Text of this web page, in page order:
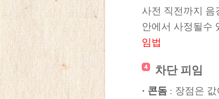
사전 직전까지 음
안에서 사정될수
임법
차단 피임
· 콘돔 : 장점은